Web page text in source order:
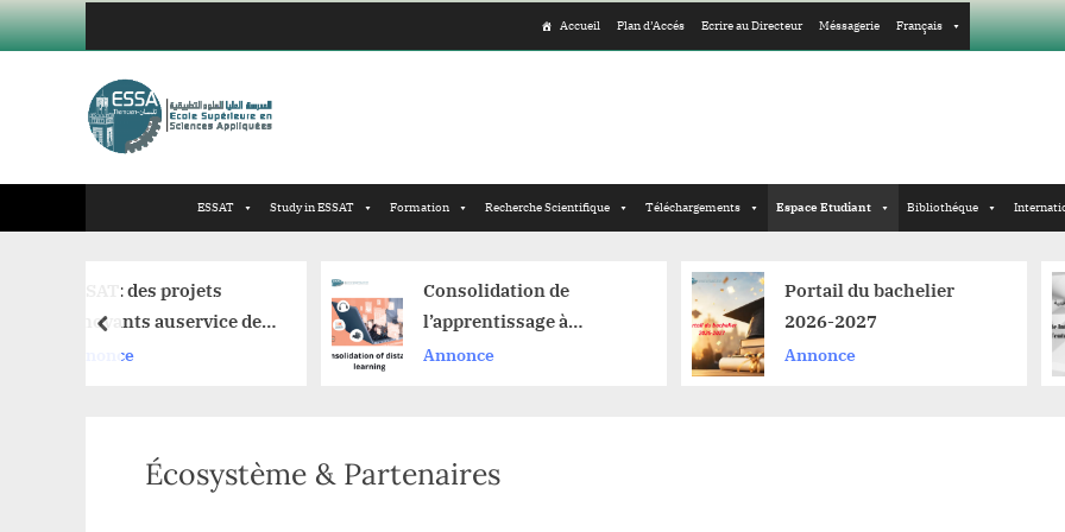
Skip
to
Accueil Plan d’Accés Ecrire au Directeur Méssagerie Français
ESSAT Study in ESSAT Formation Recherche Scientifique Téléchargements Espace Etudiant Bibliothéque
auservice de
Consolidation de
l’apprentissage à
distance
Annonce
Portail du bachelier
2026-2027
Annonce
Site
prev
Écosystème & Partenaires